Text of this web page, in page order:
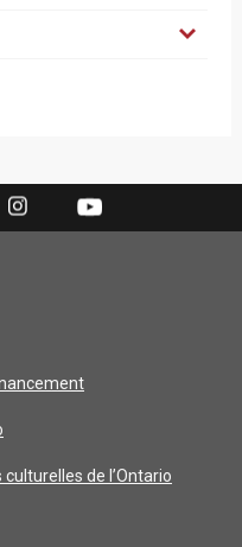
de l’Ontario